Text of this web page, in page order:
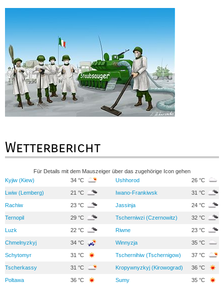
Wetterbericht
Für Details mit dem Mauszeiger über das zugehörige Icon gehen
Kyjiw (Kiew)
34 °C Ushhorod 26 °C
Lwiw (Lemberg) 21 °C Iwano-Frankiwsk 31 °C
Rachiw 23 °C Jassinja 24 °C
Ternopil 29 °C Tscherniwzi (Czernowitz) 32 °C
Luzk 22 °C Riwne 23 °C
Chmelnyzkyj 34 °C Winnyzja 35 °C
Schytomyr 31 °C Tschernihiw (Tschernigow) 37 °C
Tscherkassy 31 °C Kropywnyzkyj (Kirowograd) 36 °C
Poltawa 36 °C Sumy 35 °C